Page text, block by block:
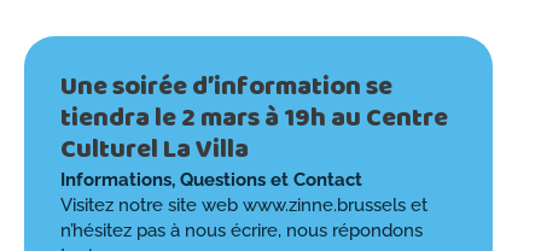
Une soirée d’information se
tiendra le 2 mars à 19h au Centre
Culturel La Villa
Informations, Questions et Contact
Visitez notre site web www.zinne.brussels et
n’hésitez pas à nous écrire, nous répondons